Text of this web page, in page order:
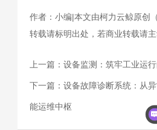
作者：小编|本文由柯力云鲸原创
转载请标明出处，若商业转载请主
上一篇： 设备监测：筑牢工业运行
下一篇： 设备故障诊断系统：从
能运维中枢